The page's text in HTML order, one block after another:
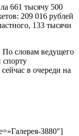
661 тысячу 500
209 016 рублей
133 тысячи
По словам ведущего
спорту
в очереди на
3880″]